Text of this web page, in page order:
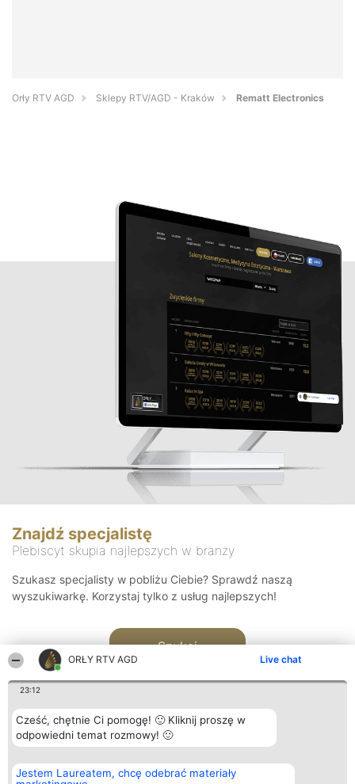
ORŁY RTV AGD Live chat
23:12
Cześć, chętnie Ci pomogę! 🙂 Kliknij proszę w
odpowiedni temat rozmowy! 🙂
Jestem Laureatem, chcę odebrać materiały
Orły RTV AGD Sklepy RTV/AGD - Kraków Rematt Electronics
Znajdź specjalistę
Plebiscyt skupia najlepszych w branży
Szukasz specjalisty w pobliżu Ciebie? Sprawdź naszą
wyszukiwarkę. Korzystaj tylko z usług najlepszych!
Szukaj
Organizator plebiscytu
Bright Side Solutions sp. z o.
Plebiscyt
Laureaci
Kontakt
Kontakt